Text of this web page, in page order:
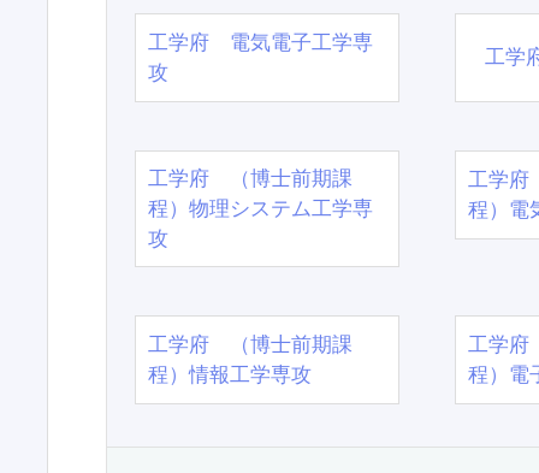
工学府 電気電子工学専
攻
工学
工学府 （博士前期課
程）物理システム工学専
攻
工学
程）電
工学府 （博士前期課
程）情報工学専攻
工学
程）電